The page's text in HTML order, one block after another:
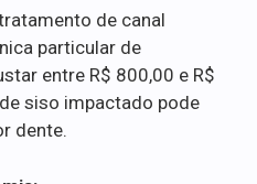
de canal
particular de
entre R$ 800,00 e R$
siso impactado pode
dente.